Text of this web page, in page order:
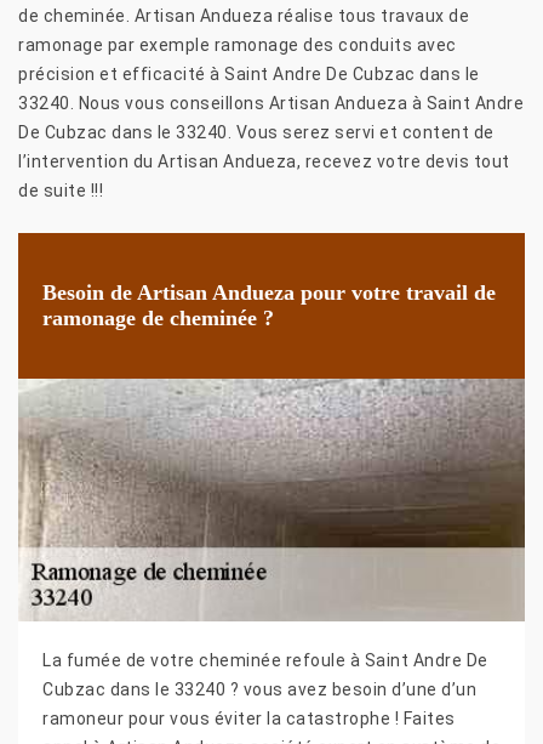
de cheminée. Artisan Andueza réalise tous travaux de
ramonage par exemple ramonage des conduits avec
précision et efficacité à Saint Andre De Cubzac dans le
33240. Nous vous conseillons Artisan Andueza à Saint Andre
De Cubzac dans le 33240. Vous serez servi et content de
l’intervention du Artisan Andueza, recevez votre devis tout
de suite !!!
Besoin de Artisan Andueza pour votre travail de
ramonage de cheminée ?
La fumée de votre cheminée refoule à Saint Andre De
Cubzac dans le 33240 ? vous avez besoin d’une d’un
ramoneur pour vous éviter la catastrophe ! Faites